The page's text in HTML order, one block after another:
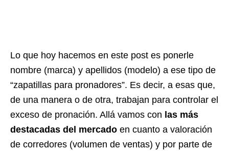
Lo que hoy hacemos en este post es ponerle
nombre (marca) y apellidos (modelo) a ese tipo de
“zapatillas para pronadores”. Es decir, a esas que,
de una manera o de otra, trabajan para controlar el
exceso de pronación. Allá vamos con las más
destacadas del mercado en cuanto a valoración
de corredores (volumen de ventas) y por parte de